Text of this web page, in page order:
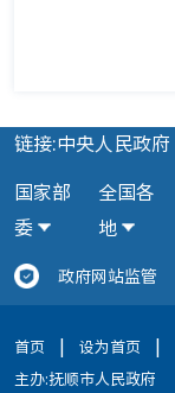
链接:中央人民政府
国家部
委
全国各
地
政府网站监管
首页 | 设为首页 |
主办:抚顺市人民政府